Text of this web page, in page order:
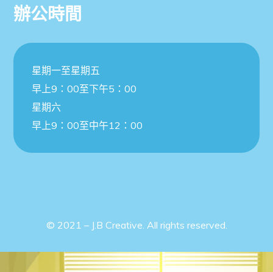
辦公時間
星期一至星期五
早上9：00至下午5：00
星期六
早上9：00至中午12：00
© 2021 – J.B Creative. All rights reserved.